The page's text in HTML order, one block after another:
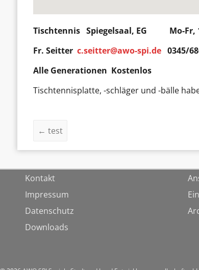
Tischtennis Spiegelsaal, EG Mo-Fr,
Fr. Seitterc.seitter@awo-spi.de 0345/
Alle Generationen Kostenlos
Tischtennisplatte, -schläger und -bälle
← test
Kontakt
Impressum
Datenschutz
Downloads